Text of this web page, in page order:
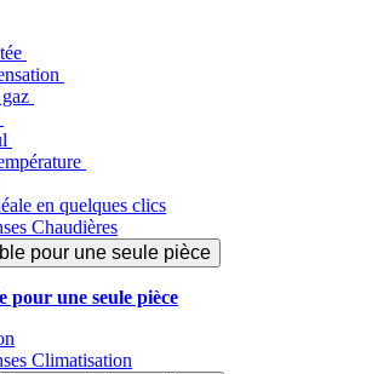
en quelques clics
Chaudières
pour une seule pièce
pour une seule pièce
Climatisation